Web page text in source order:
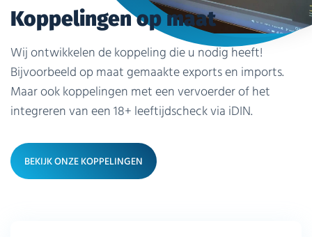
Koppelingen op maat
Wij ontwikkelen de koppeling die u nodig heeft!
Bijvoorbeeld op maat gemaakte exports en imports.
Maar ook koppelingen met een vervoerder of het
integreren van een 18+ leeftijdscheck via iDIN.
BEKIJK ONZE KOPPELINGEN